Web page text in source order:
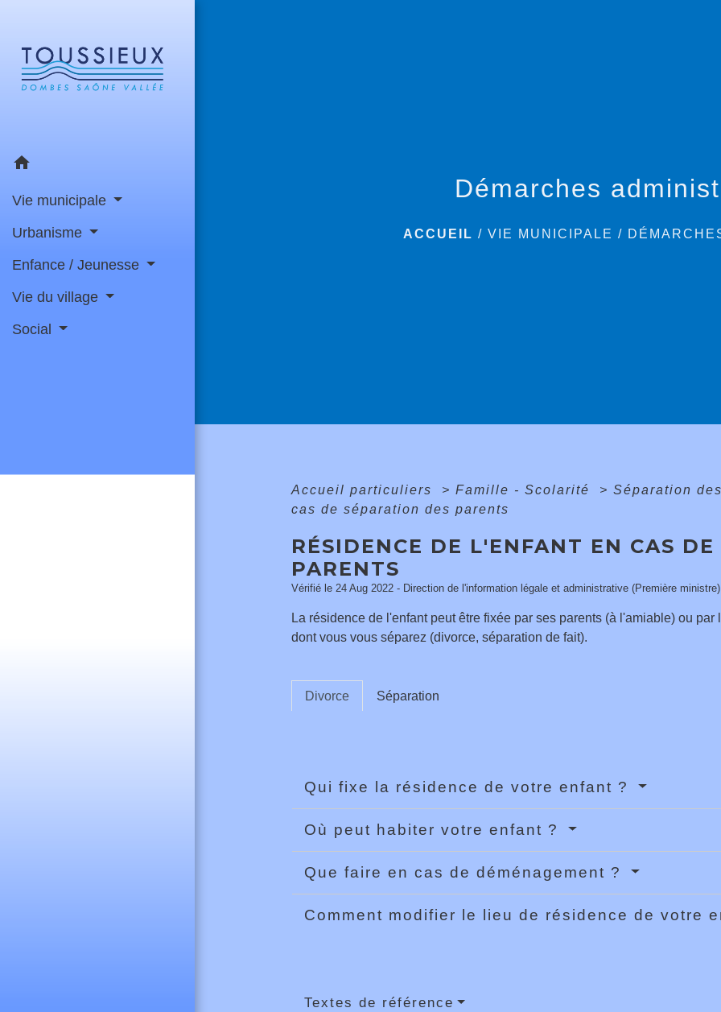
home
Vie municipale
Urbanisme
Enfance / Jeunesse
Vie du village
Social
Démarches
ACCUEIL /VIE MUNICIPALE /
Accueil particuliers > Famille - Scolarité > Séparation
cas de séparation des parents
RÉSIDENCE DE L'ENFANT EN CAS
PARENTS
Vérifié le 24 Aug 2022 - Direction de l'information légale et administrative (Première
La résidence de l'enfant peut être fixée par ses parents (à l'amiable) ou
dont vous vous séparez (divorce, séparation de fait).
Divorce Séparation
Qui fixe la résidence de votre enfant ?
Où peut habiter votre enfant ?
Que faire en cas de déménagement ?
Comment modifier le lieu de résidence de votre
Textes de référence